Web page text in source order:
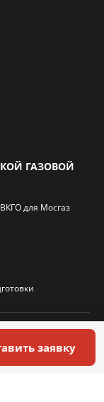
ГАЗОВОЙ
для Мосгаз
заявку